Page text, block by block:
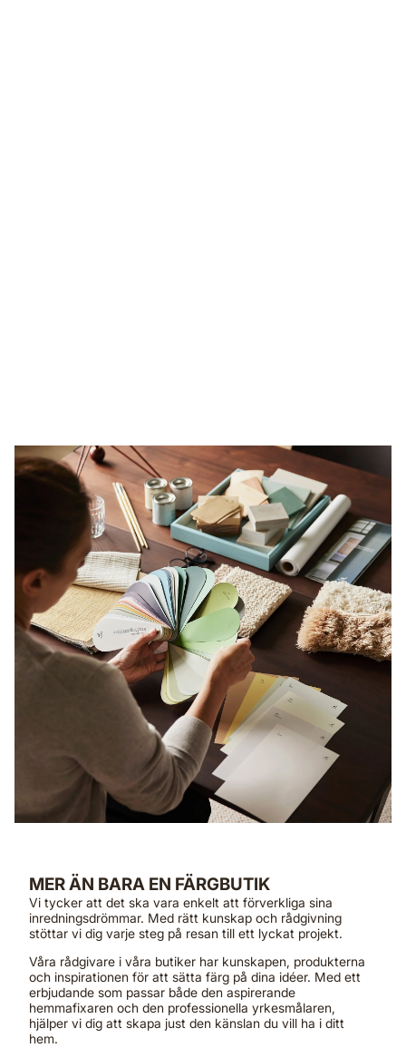
MER ÄN BARA EN FÄRGBUTIK
Vi tycker att det ska vara enkelt att förverkliga sina
inredningsdrömmar. Med rätt kunskap och rådgivning
stöttar vi dig varje steg på resan till ett lyckat projekt.
Våra rådgivare i våra butiker har kunskapen, produkterna
och inspirationen för att sätta färg på dina idéer. Med ett
erbjudande som passar både den aspirerande
hemmafixaren och den professionella yrkesmålaren,
hjälper vi dig att skapa just den känslan du vill ha i ditt
hem.